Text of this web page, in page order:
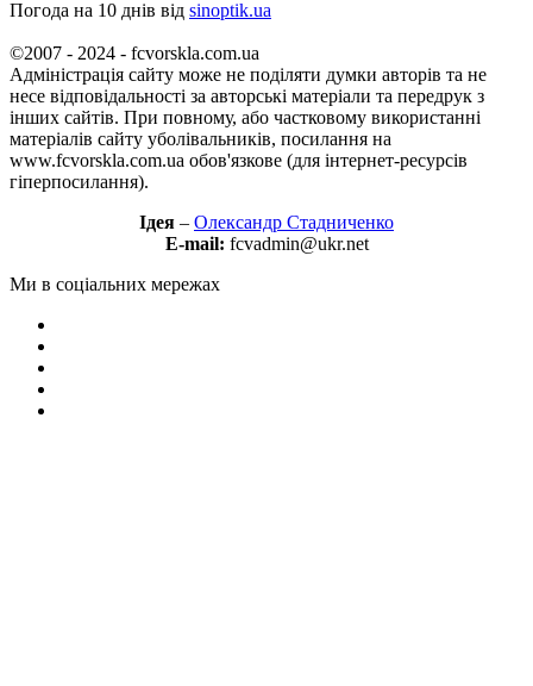
Погода на 10 днів від sinoptik.ua
©2007 - 2024 - fcvorskla.com.ua
Адміністрація сайту може не поділяти думки авторів та не
несе відповідальності за авторські матеріали та передрук з
інших сайтів. При повному, або частковому використанні
матеріалів сайту уболівальників, посилання на
www.fcvorskla.com.ua обов'язкове (для інтернет-ресурсів
гіперпосилання).
Ідея – Олександр Стадниченко
E-mail: fcvadmin@ukr.net
Ми в соціальних мережах